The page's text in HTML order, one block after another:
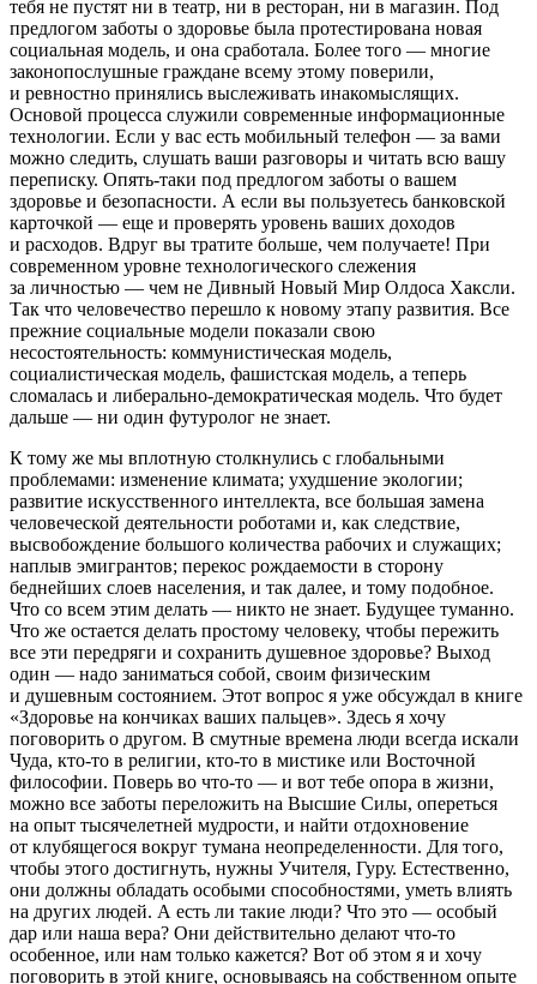
тебя не пустят ни в театр, ни в ресторан, ни в магазин. Под
предлогом заботы о здоровье была протестирована новая
социальная модель, и она сработала. Более того — многие
законопослушные граждане всему этому поверили,
и ревностно принялись выслеживать инакомыслящих.
Основой процесса служили современные информационные
технологии. Если у вас есть мобильный телефон — за вами
можно следить, слушать ваши разговоры и читать всю вашу
переписку. Опять-таки под предлогом заботы о вашем
здоровье и безопасности. А если вы пользуетесь банковской
карточкой — еще и проверять уровень ваших доходов
и расходов. Вдруг вы тратите больше, чем получаете! При
современном уровне технологического слежения
за личностью — чем не Дивный Новый Мир Олдоса Хаксли.
Так что человечество перешло к новому этапу развития. Все
прежние социальные модели показали свою
несостоятельность: коммунистическая модель,
социалистическая модель, фашистская модель, а теперь
сломалась и либерально-демократическая модель. Что будет
дальше — ни один футуролог не знает.
К тому же мы вплотную столкнулись с глобальными
проблемами: изменение климата; ухудшение экологии;
развитие искусственного интеллекта, все большая замена
человеческой деятельности роботами и, как следствие,
высвобождение большого количества рабочих и служащих;
наплыв эмигрантов; перекос рождаемости в сторону
беднейших слоев населения, и так далее, и тому подобное.
Что со всем этим делать — никто не знает. Будущее туманно.
Что же остается делать простому человеку, чтобы пережить
все эти передряги и сохранить душевное здоровье? Выход
один — надо заниматься собой, своим физическим
и душевным состоянием. Этот вопрос я уже обсуждал в книге
«Здоровье на кончиках ваших пальцев». Здесь я хочу
поговорить о другом. В смутные времена люди всегда искали
Чуда, кто-то в религии, кто-то в мистике или Восточной
философии. Поверь во что-то — и вот тебе опора в жизни,
можно все заботы переложить на Высшие Силы, опереться
на опыт тысячелетней мудрости, и найти отдохновение
от клубящегося вокруг тумана неопределенности. Для того,
чтобы этого достигнуть, нужны Учителя, Гуру. Естественно,
они должны обладать особыми способностями, уметь влиять
на других людей. А есть ли такие люди? Что это — особый
дар или наша вера? Они действительно делают что-то
особенное, или нам только кажется? Вот об этом я и хочу
поговорить в этой книге, основываясь на собственном опыте